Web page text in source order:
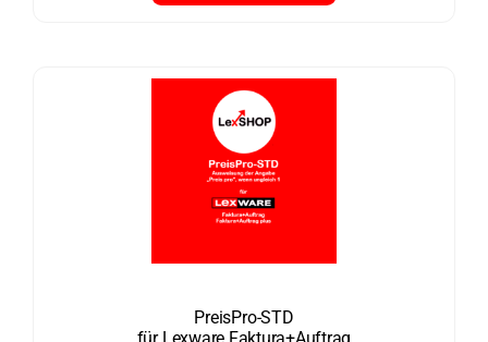
weist
mehrere
Varianten
Optionen
PreisPro-STD